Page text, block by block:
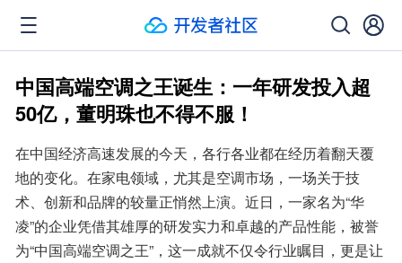
中国高端空调之王诞生：一年研发投入超
50亿，董明珠也不得不服！
在中国经济高速发展的今天，各行各业都在经历着翻天覆
地的变化。在家电领域，尤其是空调市场，一场关于技
术、创新和品牌的较量正悄然上演。近日，一家名为“华
凌”的企业凭借其雄厚的研发实力和卓越的产品性能，被誉
为“中国高端空调之王”，这一成就不仅令行业瞩目，更是让